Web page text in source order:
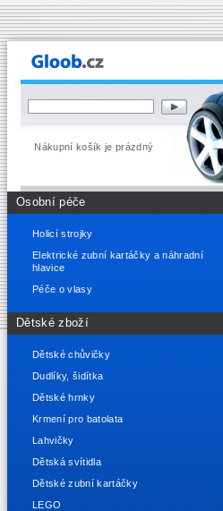
Nákupní košík je prázdný
Osobní péče
Holicí strojky
Elektrické zubní kartáčky a náhradní
hlavice
Péče o vlasy
Dětské zboží
Dětské chůvičky
Dudlíky, šidítka
Dětské hrnky
Krmení pro batolata
Lahvičky
Dětská svítidla
Dětské zubní kartáčky
LEGO